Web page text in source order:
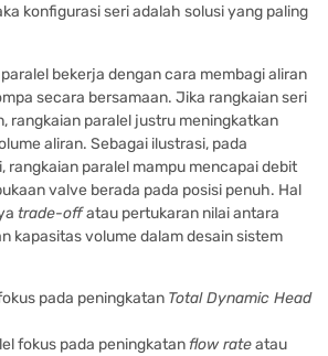
konfigurasi seri adalah solusi yang paling
bekerja dengan cara membagi aliran
secara bersamaan. Jika rangkaian seri
rangkaian paralel justru meningkatkan
aliran. Sebagai ilustrasi, pada
rangkaian paralel mampu mencapai debit
valve berada pada posisi penuh. Hal
trade-offatau pertukaran nilai antara
kapasitas volume dalam desain sistem
pada peningkatan Total Dynamic Head
fokus pada peningkatanflow rateatau